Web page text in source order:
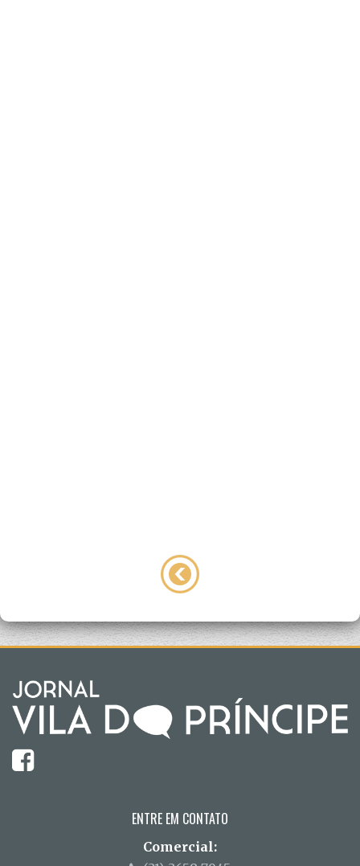
ENTRE EM CONTATO
Comercial: